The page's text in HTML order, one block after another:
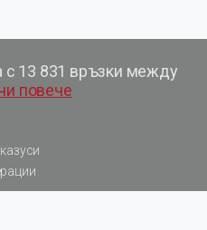
с 13 831 връзки между
повече